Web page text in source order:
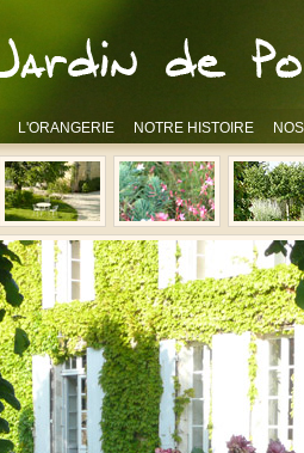
L'ORANGERIE NOTRE HISTOIRE